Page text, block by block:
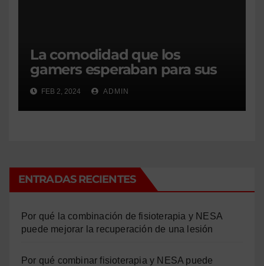
La comodidad que los
gamers esperaban para sus
horas de juegos
FEB 2, 2024 ADMIN
ENTRADAS RECIENTES
Por qué la combinación de fisioterapia y NESA
puede mejorar la recuperación de una lesión
Por qué combinar fisioterapia y NESA puede